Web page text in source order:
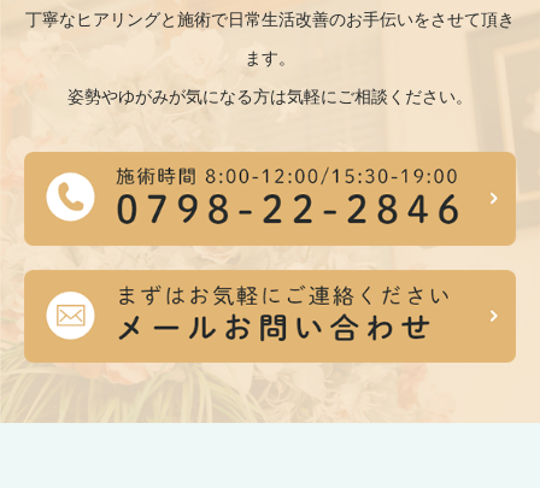
丁寧なヒアリングと施術で日常生活改善のお手伝いをさせて頂き
ます。
姿勢やゆがみが気になる方は気軽にご相談ください。